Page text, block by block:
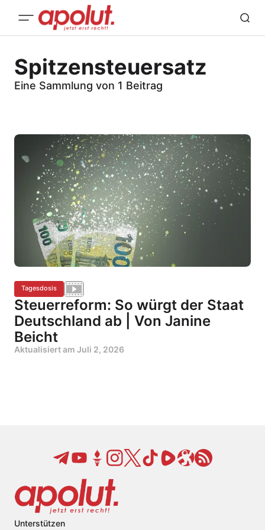
Spitzensteuersatz
Eine Sammlung von 1 Beitrag
Tagesdosis
Steuerreform: So würgt der Staat
Deutschland ab | Von Janine
Beicht
Aktualisiert am Juli 2, 2026
Unterstützen